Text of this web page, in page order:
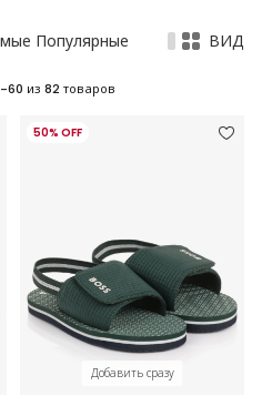
Популярные ВИД
60 из 82 товаров
50% OFF
Добавить сразу